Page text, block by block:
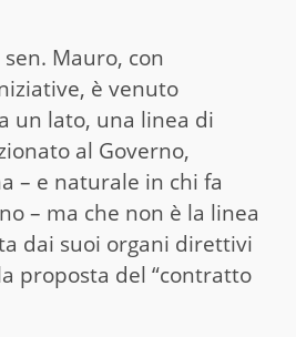
Mauro, con
è venuto
un lato, una linea di
al Governo,
– e naturale in chi fa
– ma che non è la linea
dai suoi organi direttivi
proposta del “contratto